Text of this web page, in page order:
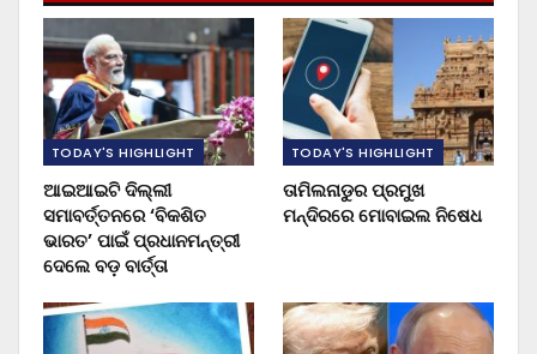
TODAY'S HIGHLIGHT
ଆଇଆଇଟି ଦିଲ୍ଲୀ
ସମାବର୍ତ୍ତନରେ ‘ବିକଶିତ
ଭାରତ’ ପାଇଁ ପ୍ରଧାନମନ୍ତ୍ରୀ
ଦେଲେ ବଡ଼ ବାର୍ତ୍ତା
TODAY'S HIGHLIGHT
ତାମିଲନାଡୁର ପ୍ରମୁଖ
ମନ୍ଦିରରେ ମୋବାଇଲ ନିଷେଧ